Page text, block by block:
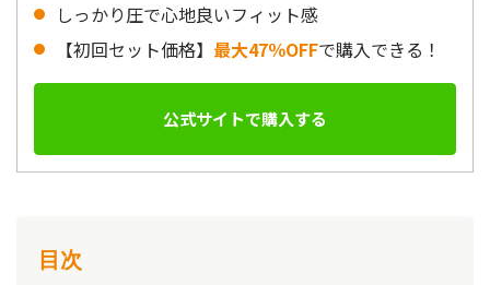
しっかり圧で心地良いフィット感
【初回セット価格】 最大47％OFFで購入できる！
公式サイトで購入する
目次